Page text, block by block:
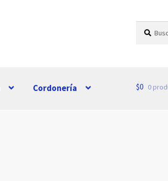
por:
Cordonería $0 0